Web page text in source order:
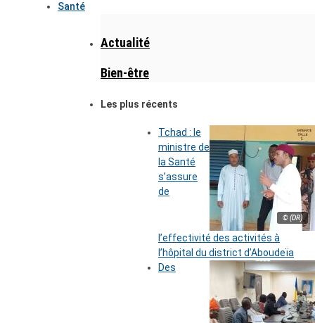
Santé
Actualité
Bien-être
Les plus récents
© (DR)
Tchad : le
ministre de
la Santé
s’assure
de
l’effectivité des activités à
l’hôpital du district d’Aboudeïa
Des